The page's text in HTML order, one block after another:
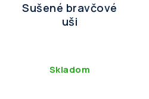
Sušené bravčové
uši
Skladom